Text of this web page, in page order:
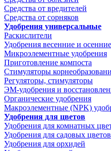
Средства от вредителей
Средства от сорняков
Удобрения универсальные
Раскислители
Удобрения весенние и осенние
Микроэлементные удобрения
Приготовление компоста
Стимуляторы
Регуляторы, стимуляторы
ЭМ-удобрения и
Органические удобрения
Макроэлементные (NPK)
Удобрения для цветов
Удобрения для комнатных
Удобрения для садовых цветов
Удобрения для орхидей